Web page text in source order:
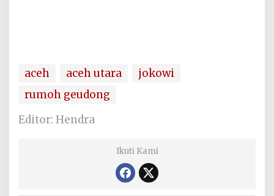
aceh aceh utara
jokowi
rumoh geudong
Editor: Hendra
Ikuti Kami